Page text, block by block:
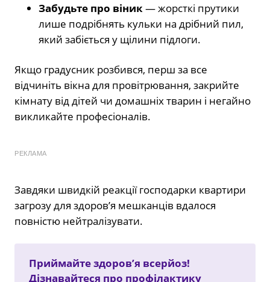
Забудьте про віник — жорсткі прутики
лише подрібнять кульки на дрібний пил,
який забіється у щілини підлоги.
Якщо градусник розбився, перш за все
відчиніть вікна для провітрювання, закрийте
кімнату від дітей чи домашніх тварин і негайно
викликайте професіоналів.
РЕКЛАМА
Завдяки швидкій реакції господарки квартири
загрозу для здоров’я мешканців вдалося
повністю нейтралізувати.
Приймайте здоров’я всерйоз!
Дізнавайтеся про профілактику